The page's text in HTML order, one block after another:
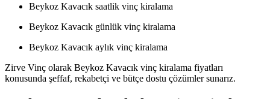
Beykoz Kavacık saatlik vinç kiralama
Beykoz Kavacık günlük vinç kiralama
Beykoz Kavacık aylık vinç kiralama
Zirve Vinç olarak Beykoz Kavacık vinç kiralama fiyatları
konusunda şeffaf, rekabetçi ve bütçe dostu çözümler sunarız.